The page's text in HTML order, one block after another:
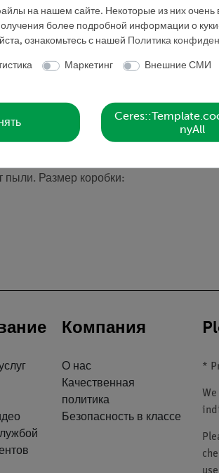
в SOMSO-Plast®. В честь Кристиана
пыли. Размер коробки:
Компания
О нас
Качественная
политика
Безопасность в классе
*
на нашем сайте. Некоторые из них очень
более подробной информации о
ознакомьтесь с нашей
Политика
Маркетинг Внешние СМИ
nyAll